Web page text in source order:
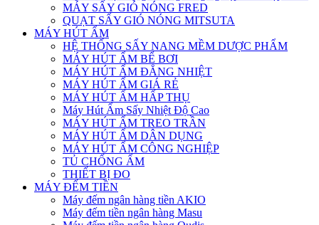
MÁY SẤY GIÓ NÓNG FRED
QUẠT SẤY GIÓ NÓNG MITSUTA
MÁY HÚT ẨM
HỆ THỐNG SẤY NANG MỀM DƯỢC PHẨM
MÁY HÚT ẨM BỂ BƠI
MÁY HÚT ẨM ĐẲNG NHIỆT
MÁY HÚT ẨM GIÁ RẺ
MÁY HÚT ẨM HẤP THỤ
Máy Hút Ẩm Sấy Nhiệt Độ Cao
MÁY HÚT ẨM TREO TRẦN
MÁY HÚT ẨM DÂN DỤNG
MÁY HÚT ẨM CÔNG NGHIỆP
TỦ CHỐNG ẨM
THIẾT BỊ ĐO
MÁY ĐẾM TIỀN
Máy đếm ngân hàng tiền AKIO
Máy đếm tiền ngân hàng Masu